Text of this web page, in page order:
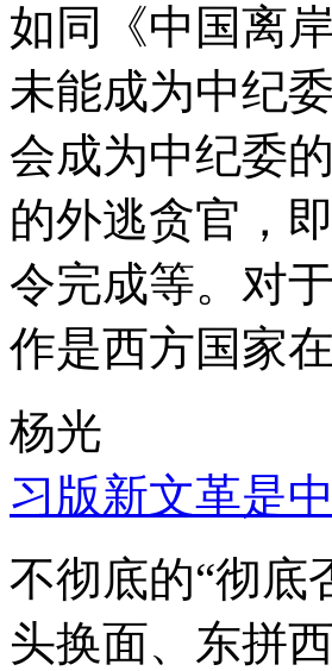
如同《中国离
未能成为中纪
会成为中纪委
的外逃贪官，
令完成等。对
作是西方国家
杨光
习版新文革是
不彻底的“彻底
头换面、东拼